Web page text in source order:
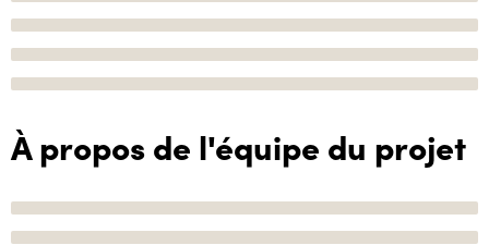
À propos de l'équipe du projet